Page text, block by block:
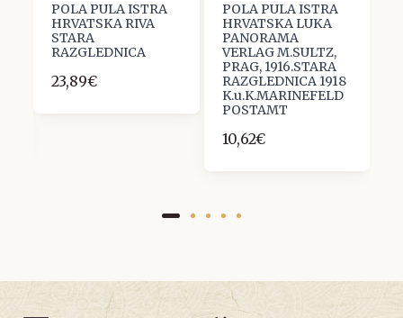
POLA PULA ISTRA
HRVATSKA RIVA
STARA
RAZGLEDNICA
23,89€
POLA PULA ISTRA
HRVATSKA LUKA
PANORAMA
VERLAG M.SULTZ,
PRAG, 1916.STARA
RAZGLEDNICA 1918
K.u.K.MARINEFELD
POSTAMT
10,62€